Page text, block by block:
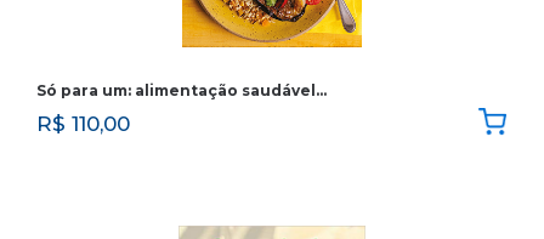
Só para um: alimentação saudável…
R$ 110,00